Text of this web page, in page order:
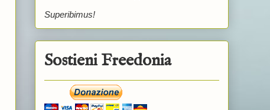
Superibimus!
Sostieni Freedonia